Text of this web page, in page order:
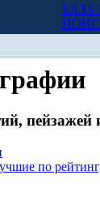
БАЗА
пейзажей
по